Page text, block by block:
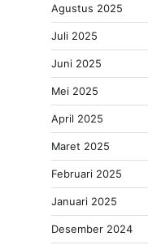
Agustus 2025
Juli 2025
Juni 2025
Mei 2025
April 2025
Maret 2025
Februari 2025
Januari 2025
Desember 2024